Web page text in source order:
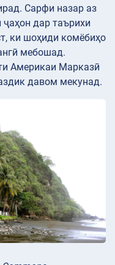
Сарфи назар аз
дар таърихи
ки шоҳиди комёбиҳо
мебошад.
Америкаи Марказӣ
давом мекунад.